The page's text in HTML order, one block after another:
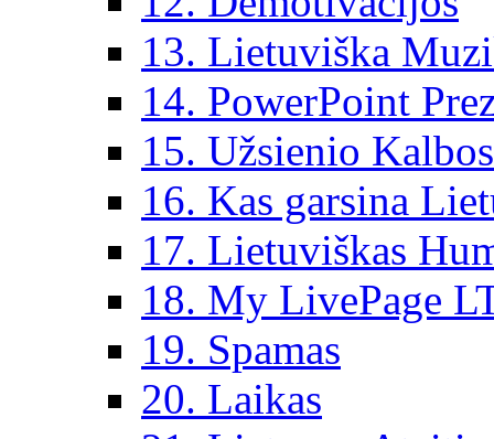
13. Lietuviška
14. PowerPoint
15. Užsienio Kalbos
16. Kas garsina
17. Lietuviškas
18. My LivePage
19. Spamas
20. Laikas